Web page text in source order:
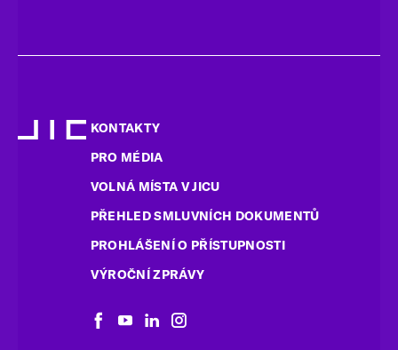
KONTAKTY
PRO MÉDIA
VOLNÁ MÍSTA V JICU
PŘEHLED SMLUVNÍCH DOKUMENTŮ
PROHLÁŠENÍ O PŘÍSTUPNOSTI
VÝROČNÍ ZPRÁVY